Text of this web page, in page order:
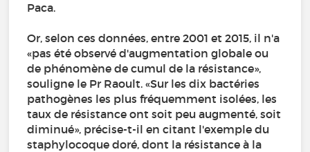
Paca.
Or, selon ces données, entre 2001 et 2015, il n'a
«pas été observé d'augmentation globale ou
de phénomène de cumul de la résistance»,
souligne le Pr Raoult. «Sur les dix bactéries
pathogènes les plus fréquemment isolées, les
taux de résistance ont soit peu augmenté, soit
diminué», précise-t-il en citant l'exemple du
staphylocoque doré, dont la résistance à la